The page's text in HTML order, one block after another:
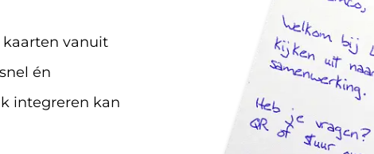
vanuit
én
integreren kan